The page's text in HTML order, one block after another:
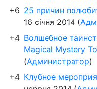
+6 25 причин
16 січня 2014 (
+4 Волшебное
Magical Mystery
(Администратор)
+4 Клубное